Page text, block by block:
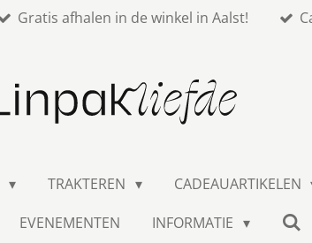
Gratis afhalen in de winkel in Aalst!
TRAKTEREN CADEAUARTIKELEN
EVENEMENTEN INFORMATIE